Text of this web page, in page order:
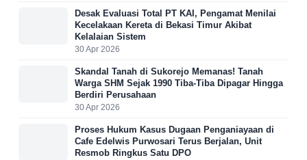
Desak Evaluasi Total PT KAI, Pengamat Menilai
Kecelakaan Kereta di Bekasi Timur Akibat
Kelalaian Sistem
30 Apr 2026
Skandal Tanah di Sukorejo Memanas! Tanah
Warga SHM Sejak 1990 Tiba-Tiba Dipagar Hingga
Berdiri Perusahaan
30 Apr 2026
Proses Hukum Kasus Dugaan Penganiayaan di
Cafe Edelwis Purwosari Terus Berjalan, Unit
Resmob Ringkus Satu DPO